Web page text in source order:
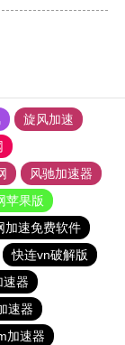
旋风加速
风驰加速器
苹果版
加速免费软件
快连vn破解版
速器
速器
加速器